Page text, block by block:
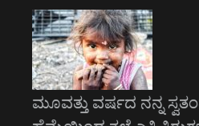
ಮೂವತ್ತು ವರ್ಷದ ನನ್ನ